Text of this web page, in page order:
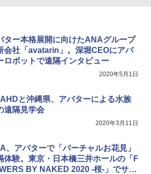
ター本格展開に向けたANAグループ
会社「avatarin」。深堀CEOにアバ
ロボットで遠隔インタビュー
2020年5月1日
と沖縄県、アバターによる水族
遠隔見学会
2020年3月11日
、アバターで「バーチャルお花見」
体験。東京・日本橋三井ホールの「F
BY NAKED 2020 -桜-」でサー